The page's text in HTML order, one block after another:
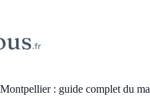
: guide complet du